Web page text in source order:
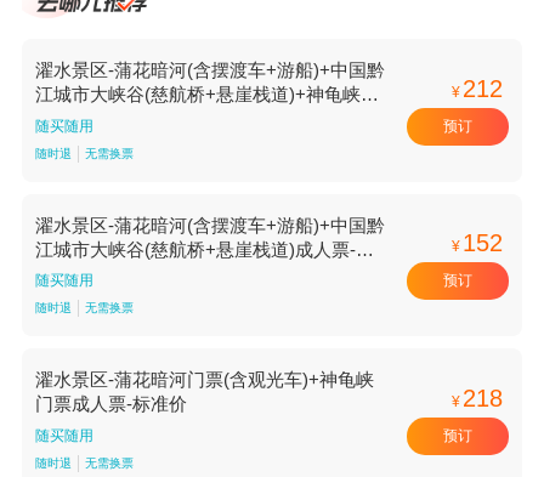
濯水景区-蒲花暗河(含摆渡车+游船)+中国黔
江城市大峡谷(慈航桥+悬崖栈道)+神龟峡门
票(含游船)成人票-标准价
随买随用
随时退 无需换票
¥ 212
预订
濯水景区-蒲花暗河(含摆渡车+游船)+中国黔
江城市大峡谷(慈航桥+悬崖栈道)成人票-标
准价
随买随用
随时退 无需换票
¥ 152
预订
濯水景区-蒲花暗河门票(含观光车)+神龟峡
门票成人票-标准价
随买随用
随时退 无需换票
¥ 218
预订